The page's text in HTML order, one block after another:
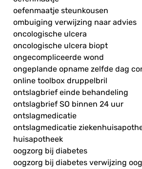
oefenmaatje steunkousen
ombuiging verwijzing naar advies
oncologische ulcera
oncologische ulcera biopt
ongecompliceerde wond
ongeplande opname zelfde dag
online toolbox druppelbril
ontslagbrief einde behandeling
ontslagbrief SO binnen 24 uur
ontslagmedicatie
ontslagmedicatie
huisapotheek
oogzorg bij diabetes
oogzorg bij diabetes verwijzing